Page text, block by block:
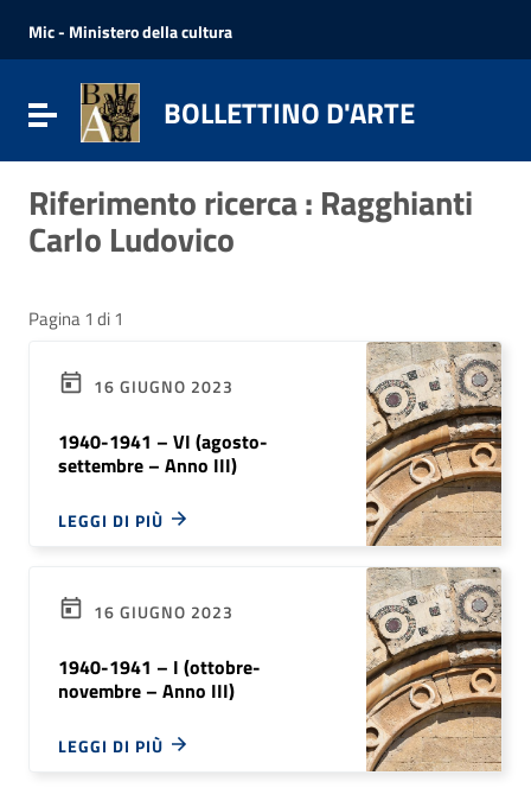
Vai al menu di navigazione
Vai al footer
Mic - Ministero della cultura
Attiva / disattiva la navigazione
BOLLETTINO D'ARTE
Riferimento ricerca : Ragghianti
Carlo Ludovico
Pagina 1 di 1
16 GIUGNO 2023
1940-1941 – VI (agosto-
settembre – Anno III)
LEGGI DI PIÙ
16 GIUGNO 2023
1940-1941 – I (ottobre-
novembre – Anno III)
LEGGI DI PIÙ